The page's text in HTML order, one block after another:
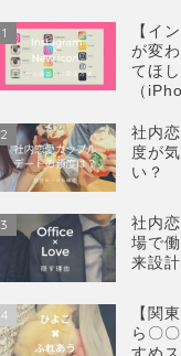
1
【イ
が変
てほ
（
2
社内
度が
い？
3
社内
場で
来設
4
【関
ら〇